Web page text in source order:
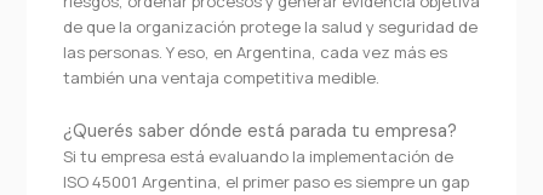
de que la organización protege la salud y seguridad de
las personas. Y eso, en Argentina, cada vez más es
también una ventaja competitiva medible.
¿Querés saber dónde está parada tu empresa?
Si tu empresa está evaluando la implementación de
ISO 45001 Argentina, el primer paso es siempre un gap